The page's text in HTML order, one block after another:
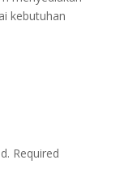
kebutuhan
Required